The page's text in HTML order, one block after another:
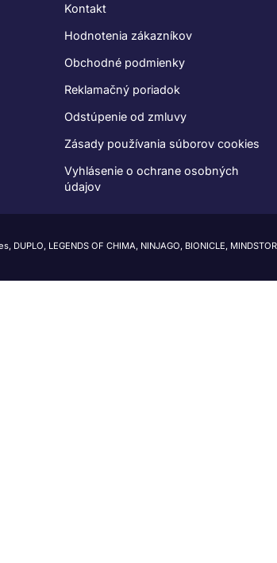
Kontakt
Hodnotenia zákazníkov
Obchodné podmienky
Reklamačný poriadok
Odstúpenie od zmluvy
Zásady používania súborov cookies
Vyhlásenie o ochrane osobných
údajov
DUPLO, LEGENDS OF CHIMA, NINJAGO, BIONICLE,